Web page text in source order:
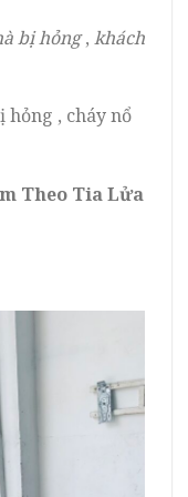
bị hỏng, khách
hỏng , cháy nổ
Theo Tia Lửa